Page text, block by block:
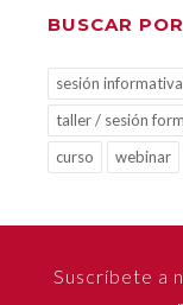
BUSCAR
sesión informativa
taller / sesión
curso
webinar
Suscríbete a